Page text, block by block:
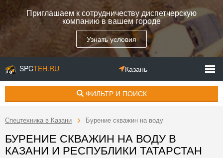
Приглашаем к сотрудничеству диспетчерскую
компанию в вашем городе
Узнать условия
SPCTEH.RU Казань
ФИЛЬТР И ПОИСК
Спецтехника в Казани Бурение скважин на воду
БУРЕНИЕ СКВАЖИН НА ВОДУ В
КАЗАНИ И РЕСПУБЛИКИ ТАТАРСТАН